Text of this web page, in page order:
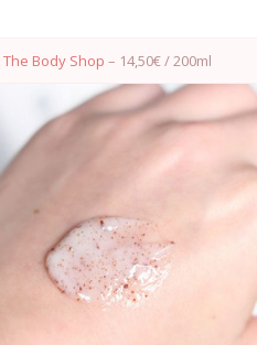
The Body Shop – 14,50€ / 200ml